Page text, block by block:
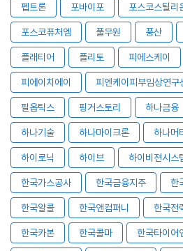
펩트론 포바이포 포스코스틸리
포스코퓨처엠 풀무원 풍산
플래티어 플리토 피에스케이
피에이치에이 피엔케이피부임상연구
필옵틱스 핑거스토리 하나금융
하나기술 하나마이크론 하나머
하이로닉 하이브 하이비젼시스
한국가스공사 한국금융지주 한
한국알콜 한국앤컴퍼니 한국전
한국카본 한국콜마 한국타이어